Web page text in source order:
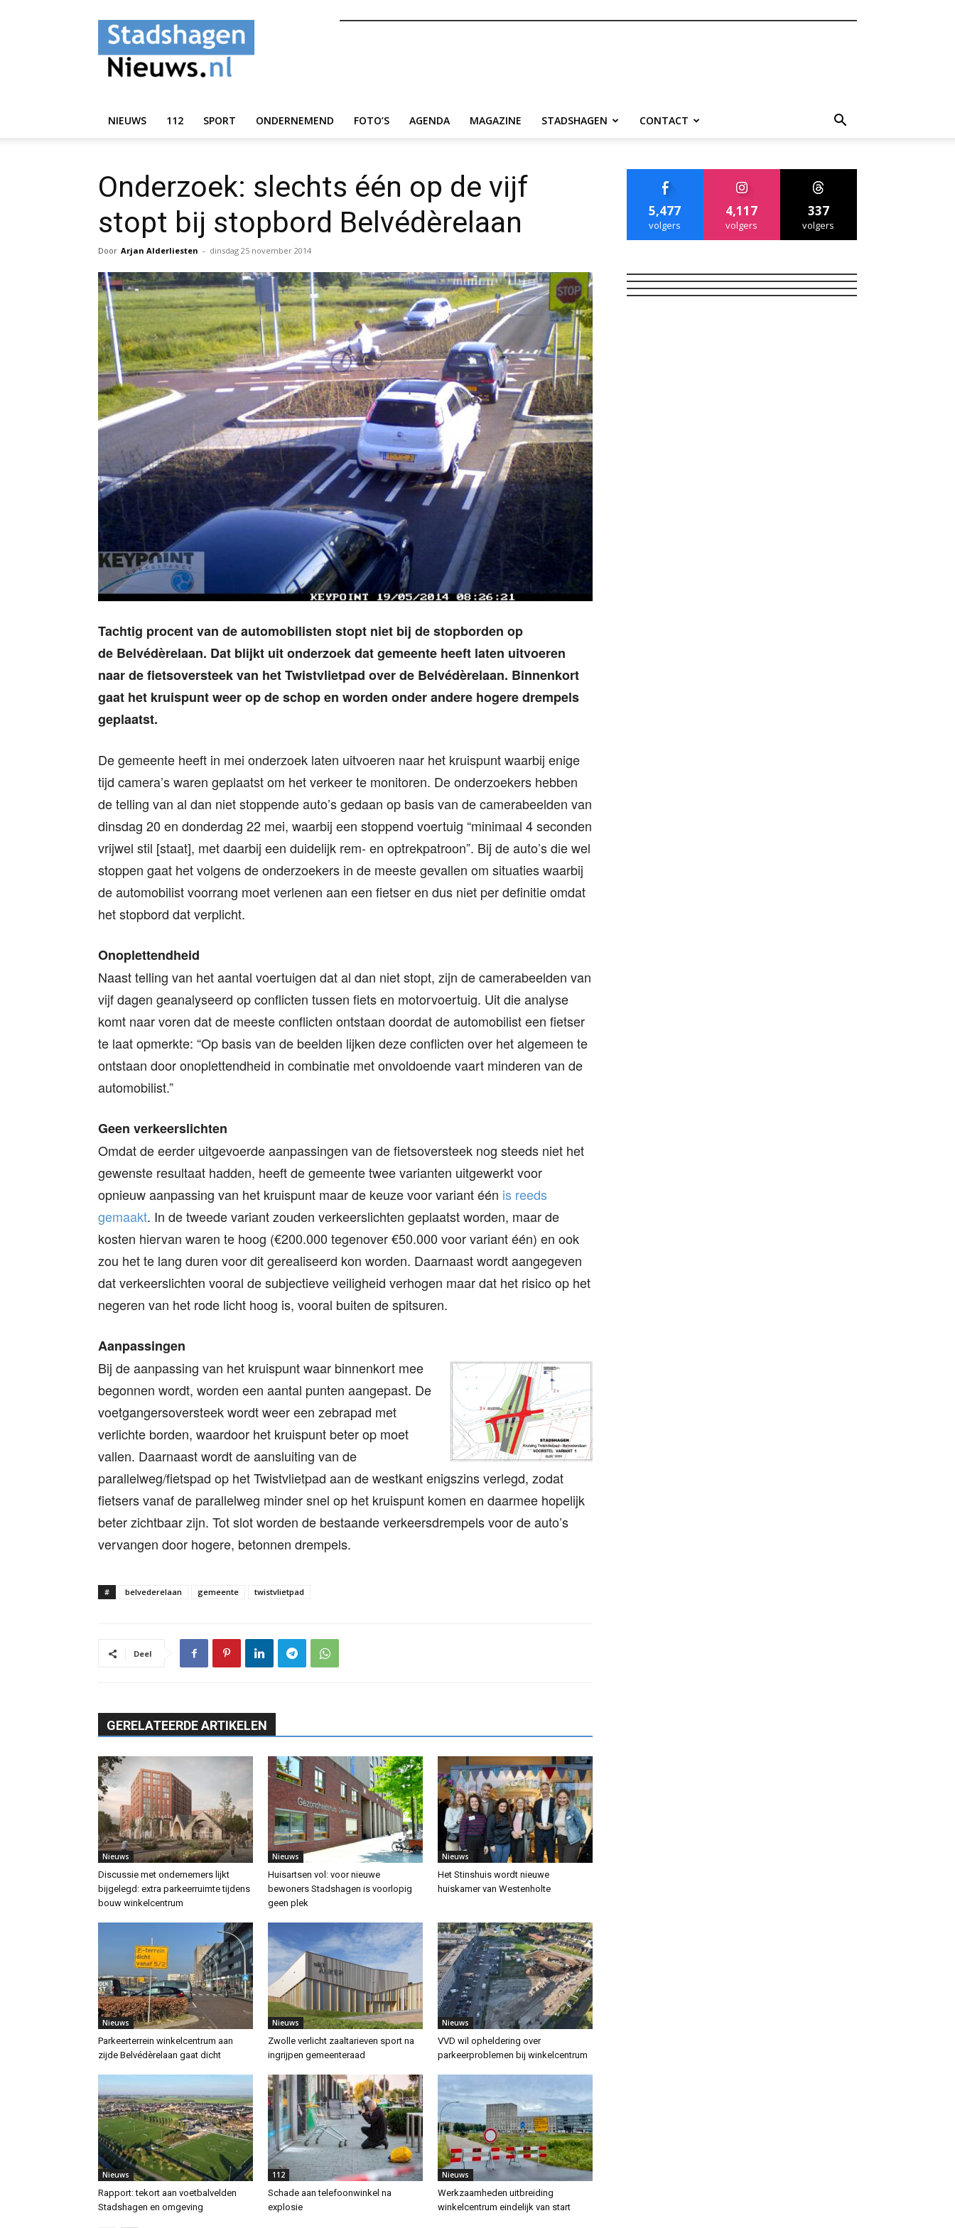
StadshagenNieuws.nl
NIEUWS 112 SPORT ONDERNEMEND FOTO’S AGENDA MAGAZINE STADSHAGEN CONTACT
Onderzoek: slechts één op de vijf
stopt bij stopbord Belvédèrelaan
Door Arjan Alderliesten - dinsdag 25 november 2014
Tachtig procent van de automobilisten stopt niet bij de stopborden op
de Belvédèrelaan. Dat blijkt uit onderzoek dat gemeente heeft laten uitvoeren
naar de fietsoversteek van het Twistvlietpad over de Belvédèrelaan. Binnenkort
gaat het kruispunt weer op de schop en worden onder andere hogere drempels
geplaatst.
De gemeente heeft in mei onderzoek laten uitvoeren naar het kruispunt waarbij enige
tijd camera’s waren geplaatst om het verkeer te monitoren. De onderzoekers hebben
de telling van al dan niet stoppende auto’s gedaan op basis van de camerabeelden van
dinsdag 20 en donderdag 22 mei, waarbij een stoppend voertuig “minimaal 4 seconden
vrijwel stil [staat], met daarbij een duidelijk rem- en optrekpatroon”. Bij de auto’s die wel
stoppen gaat het volgens de onderzoekers in de meeste gevallen om situaties waarbij
de automobilist voorrang moet verlenen aan een fietser en dus niet per definitie omdat
het stopbord dat verplicht.
Onoplettendheid
Naast telling van het aantal voertuigen dat al dan niet stopt, zijn de camerabeelden van
vijf dagen geanalyseerd op conflicten tussen fiets en motorvoertuig. Uit die analyse
komt naar voren dat de meeste conflicten ontstaan doordat de automobilist een fietser
te laat opmerkte: “Op basis van de beelden lijken deze conflicten over het algemeen te
ontstaan door onoplettendheid in combinatie met onvoldoende vaart minderen van de
automobilist.”
Geen verkeerslichten
Omdat de eerder uitgevoerde aanpassingen van de fietsoversteek nog steeds niet het
gewenste resultaat hadden, heeft de gemeente twee varianten uitgewerkt voor
opnieuw aanpassing van het kruispunt maar de keuze voor variant één is reeds
gemaakt. In de tweede variant zouden verkeerslichten geplaatst worden, maar de
kosten hiervan waren te hoog (€200.000 tegenover €50.000 voor variant één) en ook
zou het te lang duren voor dit gerealiseerd kon worden. Daarnaast wordt aangegeven
dat verkeerslichten vooral de subjectieve veiligheid verhogen maar dat het risico op het
negeren van het rode licht hoog is, vooral buiten de spitsuren.
Aanpassingen
Bij de aanpassing van het kruispunt waar binnenkort mee
begonnen wordt, worden een aantal punten aangepast. De
voetgangersoversteek wordt weer een zebrapad met
verlichte borden, waardoor het kruispunt beter op moet
vallen. Daarnaast wordt de aansluiting van de
parallelweg/fietspad op het Twistvlietpad aan de westkant enigszins verlegd, zodat
fietsers vanaf de parallelweg minder snel op het kruispunt komen en daarmee hopelijk
beter zichtbaar zijn. Tot slot worden de bestaande verkeersdrempels voor de auto’s
vervangen door hogere, betonnen drempels.
# belvederelaan gemeente twistvlietpad
Deel
GERELATEERDE ARTIKELEN
Nieuws
Discussie met ondernemers lijkt
bijgelegd: extra parkeerruimte tijdens
bouw winkelcentrum
Nieuws
Huisartsen vol: voor nieuwe
bewoners Stadshagen is voorlopig
geen plek
Nieuws
Het Stinshuis wordt nieuwe
huiskamer van Westenholte
Nieuws
Parkeerterrein winkelcentrum aan
zijde Belvédèrelaan gaat dicht
Nieuws
Zwolle verlicht zaaltarieven sport na
ingrijpen gemeenteraad
Nieuws
VVD wil opheldering over
parkeerproblemen bij winkelcentrum
Nieuws
Rapport: tekort aan voetbalvelden
Stadshagen en omgeving
112
Schade aan telefoonwinkel na
explosie
Nieuws
Werkzaamheden uitbreiding
winkelcentrum eindelijk van start
5,477
volgers
4,117
volgers
337
volgers